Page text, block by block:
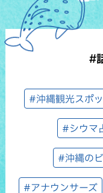
#
#沖縄観光スポ
#シウマ
#沖縄の
#アナウンサーズ